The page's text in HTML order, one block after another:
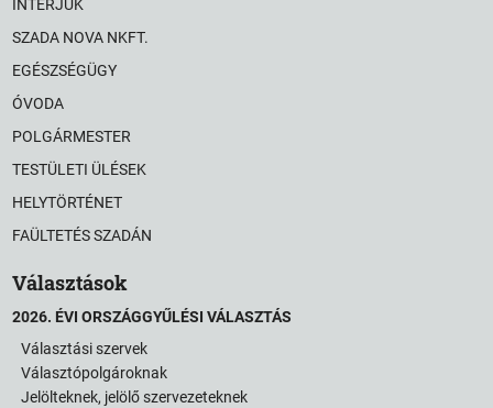
INTERJÚK
SZADA NOVA NKFT.
EGÉSZSÉGÜGY
ÓVODA
POLGÁRMESTER
TESTÜLETI ÜLÉSEK
HELYTÖRTÉNET
FAÜLTETÉS SZADÁN
Választások
2026. ÉVI ORSZÁGGYŰLÉSI VÁLASZTÁS
Választási szervek
Választópolgároknak
Jelölteknek, jelölő szervezeteknek